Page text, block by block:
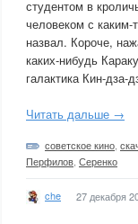
студентом в
человеком с
назвал. Короче,
каких-нибудь
галактика Кин-дза-
Читать дальше →
советское кино
Перфилов Серенко
che 27 декабря